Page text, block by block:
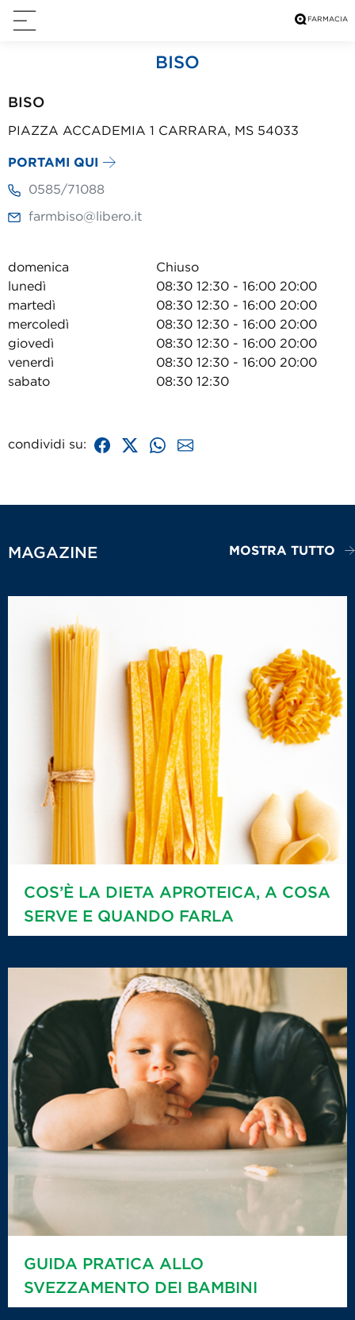
BISO
BISO
PIAZZA ACCADEMIA 1 CARRARA, MS 54033
PORTAMI QUI
0585/71088
farmbiso@libero.it
domenica
Chiuso
lunedì
08:30 12:30 - 16:00 20:00
martedì
08:30 12:30 - 16:00 20:00
mercoledì
08:30 12:30 - 16:00 20:00
giovedì
08:30 12:30 - 16:00 20:00
venerdì
08:30 12:30 - 16:00 20:00
sabato
08:30 12:30
condividi su:
MAGAZINE MOSTRA TUTTO
COS’È LA DIETA APROTEICA, A COSA
SERVE E QUANDO FARLA
GUIDA PRATICA ALLO
SVEZZAMENTO DEI BAMBINI